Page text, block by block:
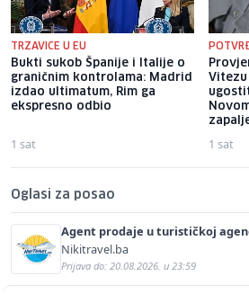
TRZAVICE U EU
Bukti sukob Španije i Italije o
graničnim kontrolama: Madrid
izdao ultimatum, Rim ga
ekspresno odbio
1 sat
Vitezu
1 sat
Oglasi za posao
Agent prodaje u turističkoj
Nikitravel.ba
Prijava do: 20.08.2026. u 23:59